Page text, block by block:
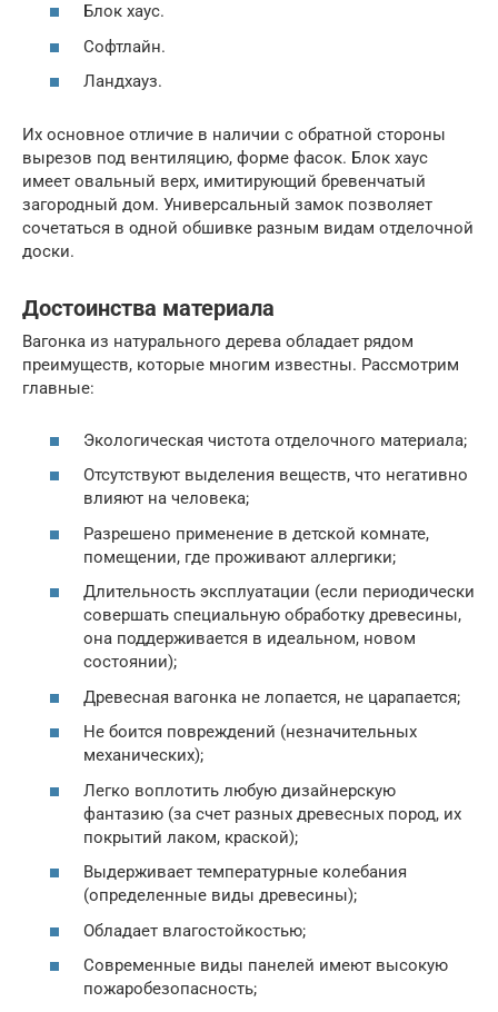
Блок хаус.
Софтлайн.
Ландхауз.
Их основное отличие в наличии с обратной стороны
вырезов под вентиляцию, форме фасок. Блок хаус
имеет овальный верх, имитирующий бревенчатый
загородный дом. Универсальный замок позволяет
сочетаться в одной обшивке разным видам отделочной
доски.
Достоинства материала
Вагонка из натурального дерева обладает рядом
преимуществ, которые многим известны. Рассмотрим
главные:
Экологическая чистота отделочного материала;
Отсутствуют выделения веществ, что негативно
влияют на человека;
Разрешено применение в детской комнате,
помещении, где проживают аллергики;
Длительность эксплуатации (если периодически
совершать специальную обработку древесины,
она поддерживается в идеальном, новом
состоянии);
Древесная вагонка не лопается, не царапается;
Не боится повреждений (незначительных
механических);
Легко воплотить любую дизайнерскую
фантазию (за счет разных древесных пород, их
покрытий лаком, краской);
Выдерживает температурные колебания
(определенные виды древесины);
Обладает влагостойкостью;
Современные виды панелей имеют высокую
пожаробезопасность;